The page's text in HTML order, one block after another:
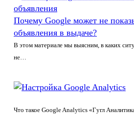
Почему Google может не
объявления в выдаче?
В этом материале мы выясним, в каких
не…
Что такое Google Analytics «Гугл